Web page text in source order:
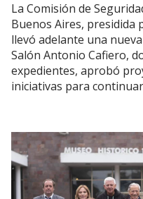
La Comisión de
Buenos Aires, presidida
llevó adelante una
Salón Antonio Cafiero,
expedientes, aprobó
iniciativas para